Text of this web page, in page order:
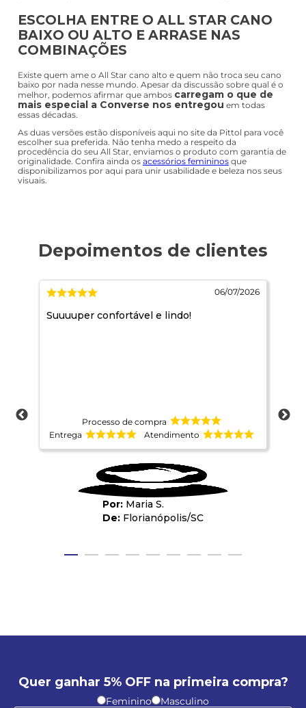
ESCOLHA ENTRE O ALL STAR CANO
BAIXO OU ALTO E ARRASE NAS
COMBINAÇÕES
Existe quem ame o All Star cano alto e quem não troca seu cano
baixo por nada nesse mundo. Apesar da discussão sobre qual é o
melhor, podemos afirmar que ambos carregam o que de
mais especial a Converse nos entregou em todas
essas décadas.
As duas versões estão disponíveis aqui no site da Pittol para você
escolher sua preferida. Não tenha medo a respeito da
procedência do seu All Star, enviamos o produto com garantia de
originalidade. Confira ainda os acessórios femininos que
disponibilizamos por aqui para unir usabilidade e beleza nos seus
visuais.
06/07/2026
Suuuuper confortável e lindo!
Processo de compra
Entrega
Atendimento
Maria S.
Florianópolis/SC
Quer ganhar 5% OFF na primeira compra?
Feminino Masculino